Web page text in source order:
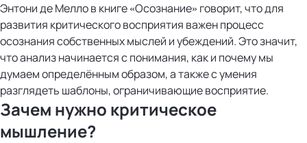
Энтони де Мелло в книге «Осознание» говорит, что для
развития критического восприятия важен процесс
осознания собственных мыслей и убеждений. Это значит,
что анализ начинается с понимания, как и почему мы
думаем определённым образом, а также с умения
разглядеть шаблоны, ограничивающие восприятие.
Зачем нужно критическое
мышление?